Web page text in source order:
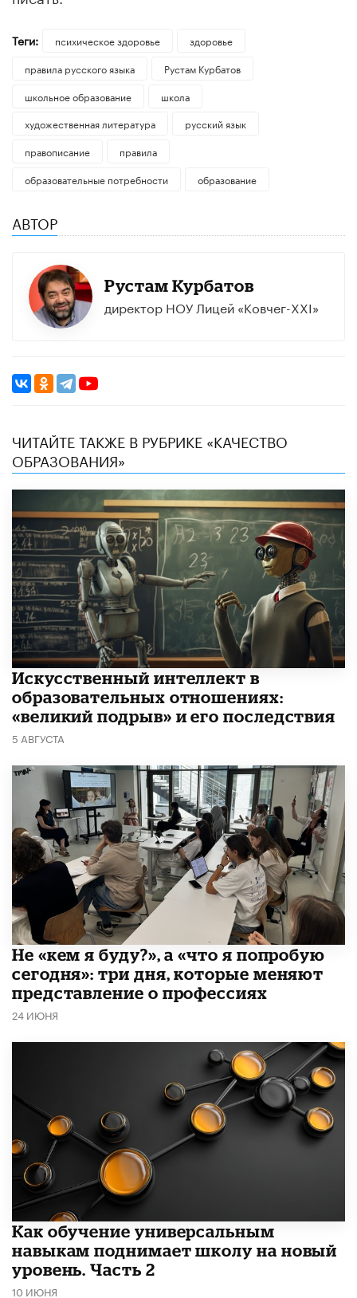
Теги: психическое здоровье
здоровье
правила русского языка
Рустам Курбатов
школьное образование
школа
художественная литература
русский язык
правописание
правила
образовательные потребности
образование
АВТОР
Рустам Курбатов
директор НОУ Лицей «Ковчег-XXI»
ЧИТАЙТЕ ТАКЖЕ В РУБРИКЕ «КАЧЕСТВО
ОБРАЗОВАНИЯ»
​Искусственный интеллект в
образовательных отношениях:
«великий подрыв» и его последствия
5 АВГУСТА
Не «кем я буду?», а «что я попробую
сегодня»: три дня, которые меняют
представление о профессиях
24 ИЮНЯ
​Как обучение универсальным
навыкам поднимает школу на новый
уровень. Часть 2
10 ИЮНЯ